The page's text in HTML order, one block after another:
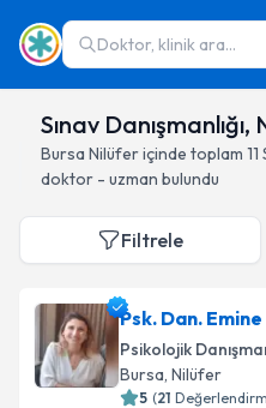
Doktor, klinik ara...
Sınav
Bursa Nilüferiçinde toplam 11
doktor - uzman bulundu
Filtrele
Psk. Dan.
Psikolojik
Bursa, Nilüfer
5 (21